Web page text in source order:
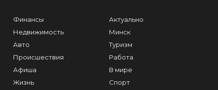
Финансы
Недвижимость
Авто
Происшествия
Афиша
Жизнь
Актуально
Минск
Туризм
Работа
В мире
Спорт